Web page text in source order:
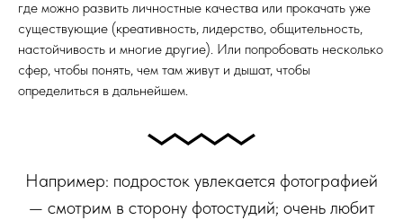
где можно развить личностные качества или прокачать уже
существующие (креативность, лидерство, общительность,
настойчивость и многие другие). Или попробовать несколько
сфер, чтобы понять, чем там живут и дышат, чтобы
определиться в дальнейшем.
Например: подросток увлекается фотографией
— смотрим в сторону фотостудий; очень любит